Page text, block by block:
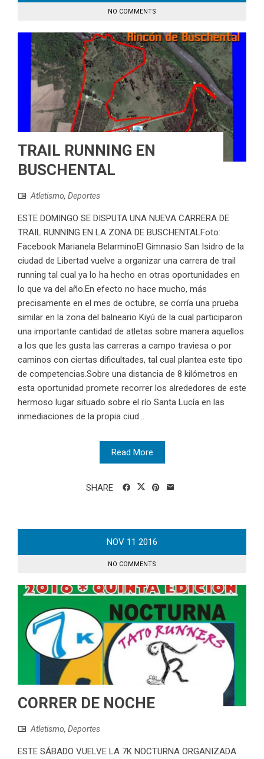
NO COMMENTS
TRAIL RUNNING EN
BUSCHENTAL
Atletismo, Deportes
ESTE DOMINGO SE DISPUTA UNA NUEVA CARRERA DE
TRAIL RUNNING EN LA ZONA DE BUSCHENTALFoto:
Facebook Marianela BelarminoEl Gimnasio San Isidro de la
ciudad de Libertad vuelve a organizar una carrera de trail
running tal cual ya lo ha hecho en otras oportunidades en
lo que va del año.En efecto no hace mucho, más
precisamente en el mes de octubre, se corría una prueba
similar en la zona del balneario Kiyú de la cual participaron
una importante cantidad de atletas sobre manera aquellos
a los que les gusta las carreras a campo traviesa o por
caminos con ciertas dificultades, tal cual plantea este tipo
de competencias.Sobre una distancia de 8 kilómetros en
esta oportunidad promete recorrer los alrededores de este
hermoso lugar situado sobre el río Santa Lucía en las
inmediaciones de la propia ciud...
Read More
SHARE
NOV 11 2016
NO COMMENTS
CORRER DE NOCHE
Atletismo, Deportes
ESTE SÁBADO VUELVE LA 7K NOCTURNA ORGANIZADA